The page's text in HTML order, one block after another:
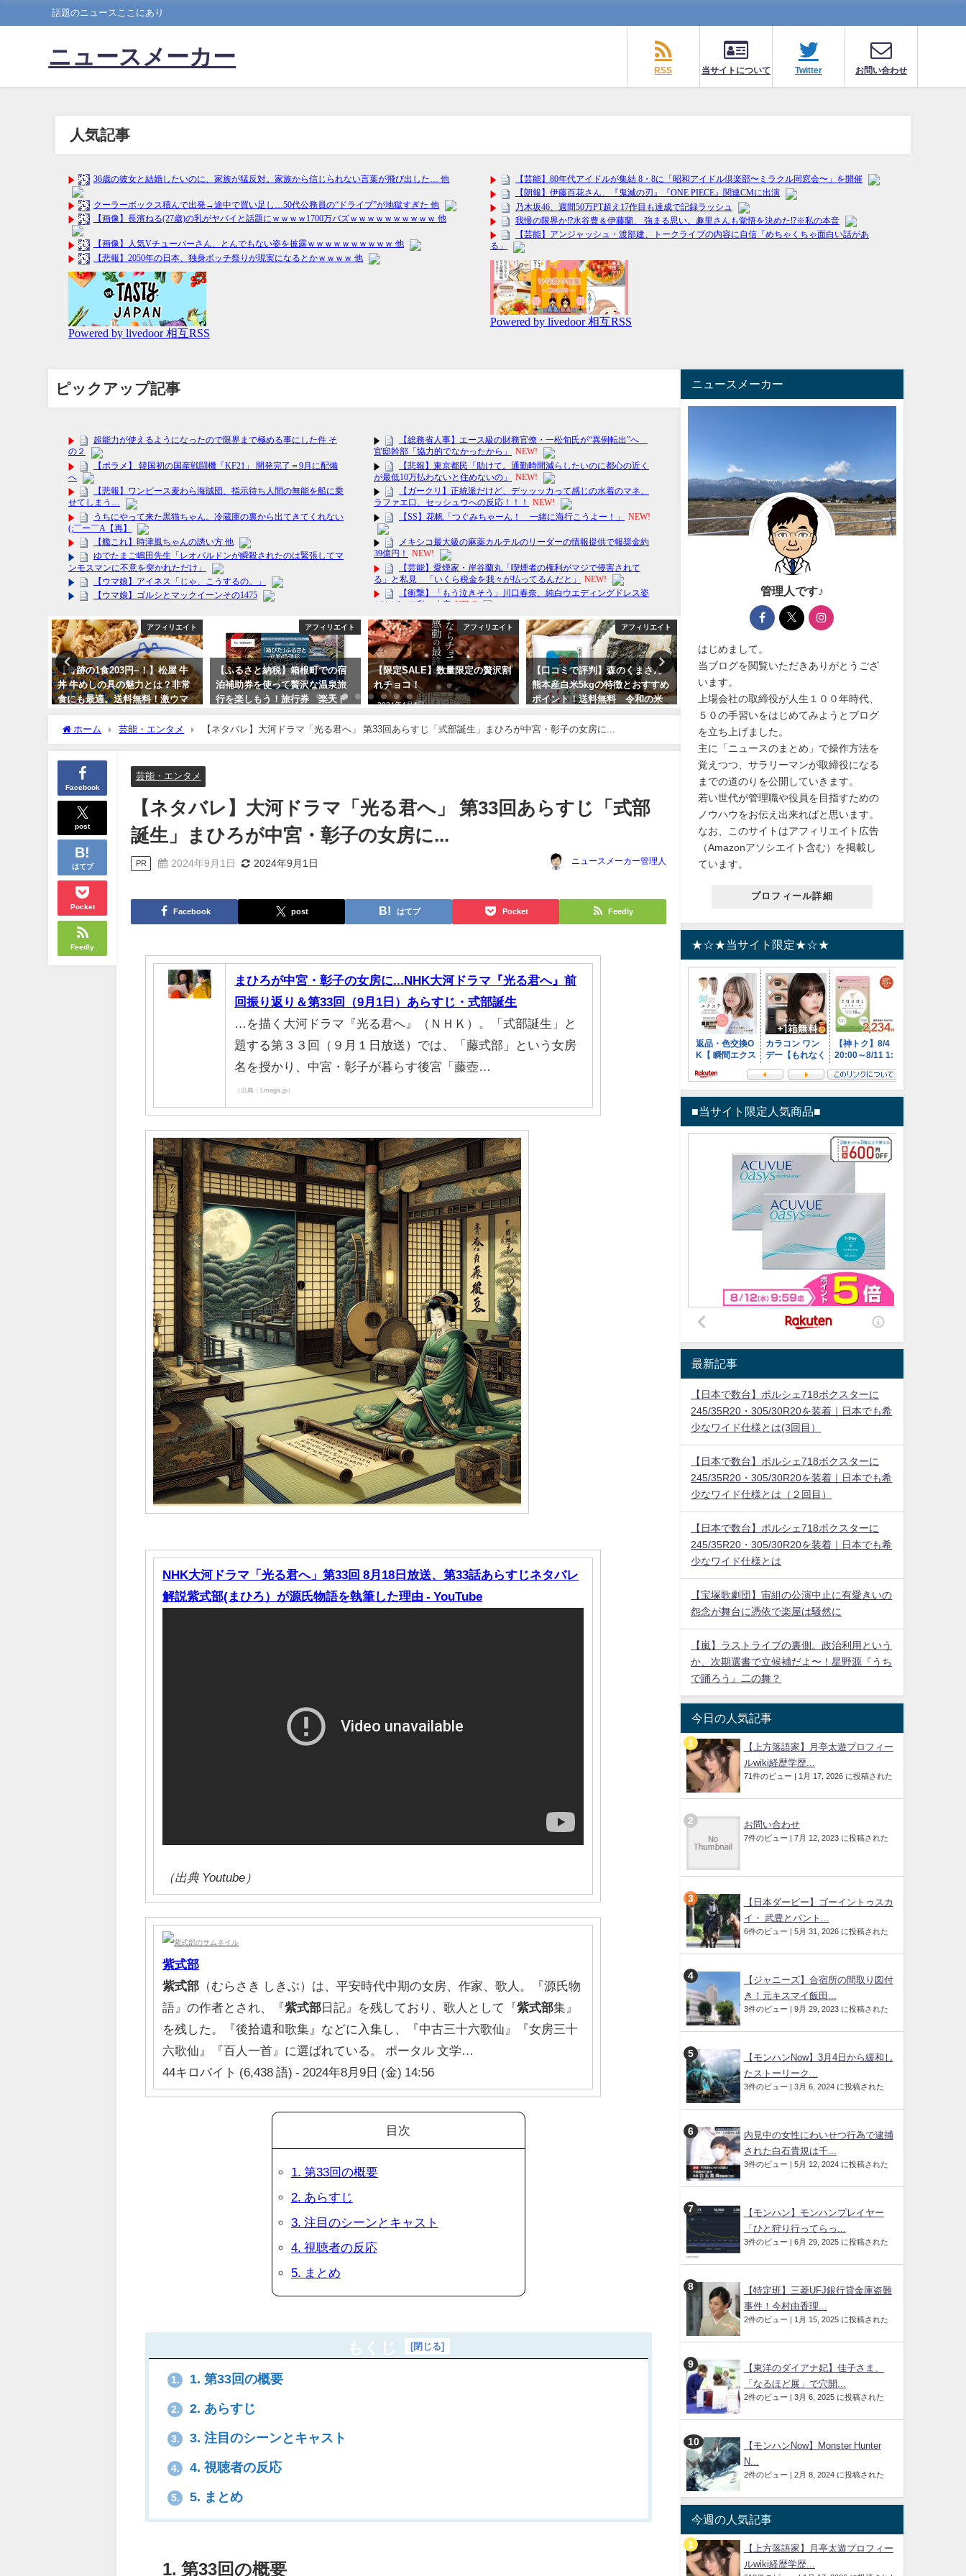
話題のニュースここにあり
ニュースメーカー
RSS 当サイトについて Twitter お問い合わせ
人気記事
ピックアップ記事
アフィリエイト
【奇跡の1食203円~！】松屋 牛
丼 牛めしの具の魅力とは？非常
食にも最適。送料無料！激ウマ
娘にも好評
2024年2月16日
アフィリエイト
【ふるさと納税】箱根町での宿
泊補助券を使って贅沢な温泉旅
行を楽しもう！旅行券 楽天ト
ラベル デートに近場で
2024年4月3日
アフィリエイト
【限定SALE】数量限定の贅沢割
れチョコ！
2024年4月4日
アフィリエイト
【口コミで評判】森のくまさん
熊本産白米5kgの特徴とおすすめ
ポイント！送料無料 令和の米
騒動
2024年8月26日
アフィリエイト
【入学祝い！】Nintendo
Switch（有機ELモデル） スプラ
トゥーン3エディション 子供・
孫 オススメ！
2024年3月14日
【総合ランキング1位】ア
トセラーキットの魅力とは
ュウウエムラ
ホーム 芸能・エンタメ 【ネタバレ】大河ドラマ「光る君へ」 第33回あらすじ「式部誕生」まひろが中宮・彰子の女房に...
Facebook
post
はてブ
Pocket
Feedly
芸能・エンタメ
【ネタバレ】大河ドラマ「光る君へ」 第33回あらすじ「式部
誕生」まひろが中宮・彰子の女房に...
PR 2024年9月1日 2024年9月1日 ニュースメーカー管理人
Facebook post はてブ Pocket Feedly
まひろが中宮・彰子の女房に...NHK大河ドラマ『光る君へ』前
回振り返り＆第33回（9月1日）あらすじ・式部誕生
…を描く大河ドラマ『光る君へ』（ＮＨＫ）。「式部誕生」と
題する第３３回（９月１日放送）では、「藤式部」という女房
名を授かり、中宮・彰子が暮らす後宮「藤壺…
（出典：Lmaga.jp）
NHK大河ドラマ「光る君へ」第33回 8月18日放送、第33話あらすじネタバレ
解説紫式部(まひろ）が源氏物語を執筆した理由 - YouTube
（出典 Youtube）
紫式部
紫式部 （むらさき しきぶ）は、平安時代中期の女房、作家、歌人。『源氏物
語』の作者とされ、『紫式部 日記』を残しており、歌人として『紫式部集』
を残した。『後拾遺和歌集』などに入集し、『中古三十六歌仙』『女房三十
六歌仙』『百人一首』に選ばれている。 ポータル 文学…
44キロバイト (6,438 語) - 2024年8月9日 (金) 14:56
目次
1. 第33回の概要
2. あらすじ
3. 注目のシーンとキャスト
4. 視聴者の反応
5. まとめ
もくじ [閉じる]
1. 1. 第33回の概要
2. 2. あらすじ
3. 3. 注目のシーンとキャスト
4. 4. 視聴者の反応
5. 5. まとめ
1. 第33回の概要
ニュースメーカー
管理人です♪
はじめまして。
当ブログを閲覧いただきありがとうござ
います。
上場会社の取締役が人生１００年時代、
５０の手習いをはじめてみようとブログ
を立ち上げました。
主に「ニュースのまとめ」で操作方法を
覚えつつ、サラリーマンが取締役になる
までの道のりを公開していきます。
若い世代が管理職や役員を目指すための
ノウハウをお伝え出来ればと思います。
なお、このサイトはアフィリエイト広告
（Amazonアソシエイト含む）を掲載し
ています。
プロフィール詳細
★☆★当サイト限定★☆★
■当サイト限定人気商品■
最新記事
【日本で数台】ポルシェ718ボクスターに
245/35R20・305/30R20を装着｜日本でも希
少なワイド仕様とは(3回目）
【日本で数台】ポルシェ718ボクスターに
245/35R20・305/30R20を装着｜日本でも希
少なワイド仕様とは（２回目）
【日本で数台】ポルシェ718ボクスターに
245/35R20・305/30R20を装着｜日本でも希
少なワイド仕様とは
【宝塚歌劇団】宙組の公演中止に有愛きいの
怨念が舞台に憑依で楽屋は騒然に
【嵐】ラストライブの裏側。政治利用という
か、次期選書で立候補だよ〜！星野源『うち
で踊ろう』二の舞？
今日の人気記事
【上方落語家】月亭太遊プロフィー
ルwiki経歴学歴...
71件のビュー | 1月 17, 2026 に投稿された
お問い合わせ
7件のビュー | 7月 12, 2023 に投稿された
【日本ダービー】ゴーイントゥスカ
イ・ 武豊とパント...
6件のビュー | 5月 31, 2026 に投稿された
【ジャニーズ】合宿所の間取り図付
き！元キスマイ飯田...
3件のビュー | 9月 29, 2023 に投稿された
【モンハンNow】3月4日から緩和し
たストーリーク...
3件のビュー | 3月 6, 2024 に投稿された
内見中の女性にわいせつ行為で逮捕
された白石貴規は千...
3件のビュー | 5月 12, 2024 に投稿された
【モンハン】モンハンプレイヤー
「ひと狩り行ってらっ...
3件のビュー | 6月 29, 2025 に投稿された
【特定班】三菱UFJ銀行貸金庫盗難
事件！今村由香理...
2件のビュー | 1月 15, 2025 に投稿された
【東洋のダイアナ妃】佳子さま、
「なるほど展」で穴開...
2件のビュー | 3月 6, 2025 に投稿された
【モンハンNow】Monster Hunter
N...
2件のビュー | 2月 8, 2024 に投稿された
今週の人気記事
【上方落語家】月亭太遊プロフィー
ルwiki経歴学歴...